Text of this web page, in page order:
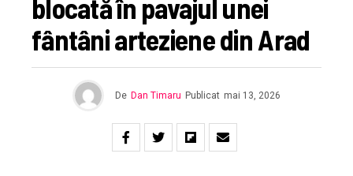
blocată în pavajul unei
fântâni arteziene din Arad
De Dan Timaru Publicat mai 13, 2026